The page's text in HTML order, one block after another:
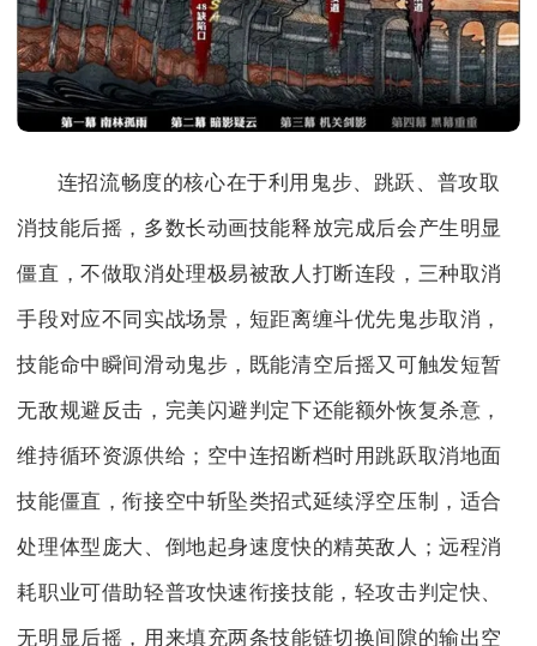
连招流畅度的核心在于利用鬼步、跳跃、普攻取
消技能后摇，多数长动画技能释放完成后会产生明显
僵直，不做取消处理极易被敌人打断连段，三种取消
手段对应不同实战场景，短距离缠斗优先鬼步取消，
技能命中瞬间滑动鬼步，既能清空后摇又可触发短暂
无敌规避反击，完美闪避判定下还能额外恢复杀意，
维持循环资源供给；空中连招断档时用跳跃取消地面
技能僵直，衔接空中斩坠类招式延续浮空压制，适合
处理体型庞大、倒地起身速度快的精英敌人；远程消
耗职业可借助轻普攻快速衔接技能，轻攻击判定快、
无明显后摇，用来填充两条技能链切换间隙的输出空